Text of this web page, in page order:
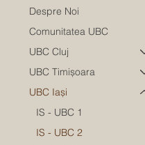
Despre Noi
Comunitatea UBC
UBC Cluj
UBC Timișoara
UBC Iași
IS - UBC 1
IS - UBC 2